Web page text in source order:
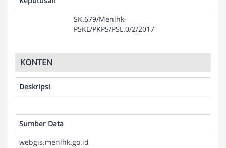
SK.679/Menlhk-
PSKL/PKPS/PSL.0/2/2017
KONTEN
Deskripsi
Sumber Data
webgis.menlhk.go.id